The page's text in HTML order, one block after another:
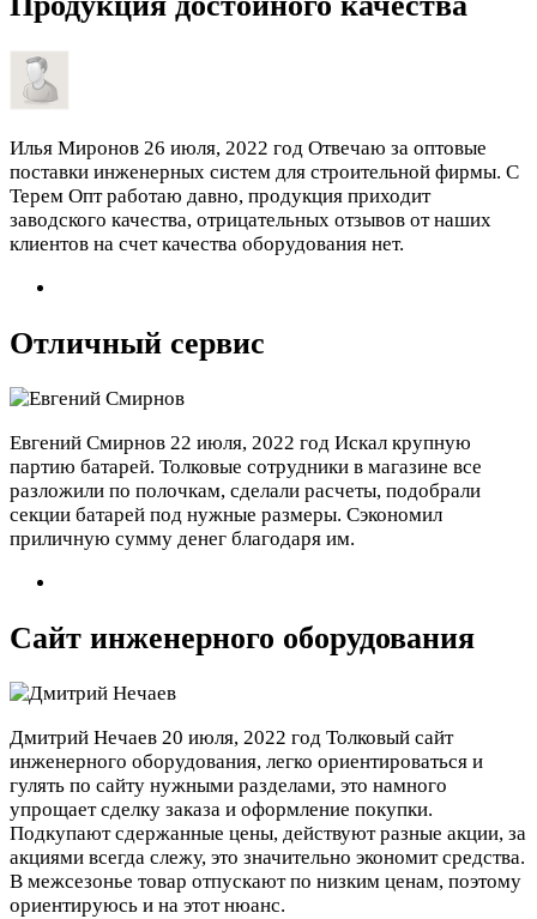
Илья Миронов 26 июля, 2022 год Отвечаю за оптовые
поставки инженерных систем для строительной фирмы. С
Терем Опт работаю давно, продукция приходит
заводского качества, отрицательных отзывов от наших
клиентов на счет качества оборудования нет.
Отличный сервис
Евгений Смирнов 22 июля, 2022 год Искал крупную
партию батарей. Толковые сотрудники в магазине все
разложили по полочкам, сделали расчеты, подобрали
секции батарей под нужные размеры. Сэкономил
приличную сумму денег благодаря им.
Сайт инженерного оборудования
Дмитрий Нечаев 20 июля, 2022 год Толковый сайт
инженерного оборудования, легко ориентироваться и
гулять по сайту нужными разделами, это намного
упрощает сделку заказа и оформление покупки.
Подкупают сдержанные цены, действуют разные акции, за
акциями всегда слежу, это значительно экономит средства.
В межсезонье товар отпускают по низким ценам, поэтому
ориентируюсь и на этот нюанс.